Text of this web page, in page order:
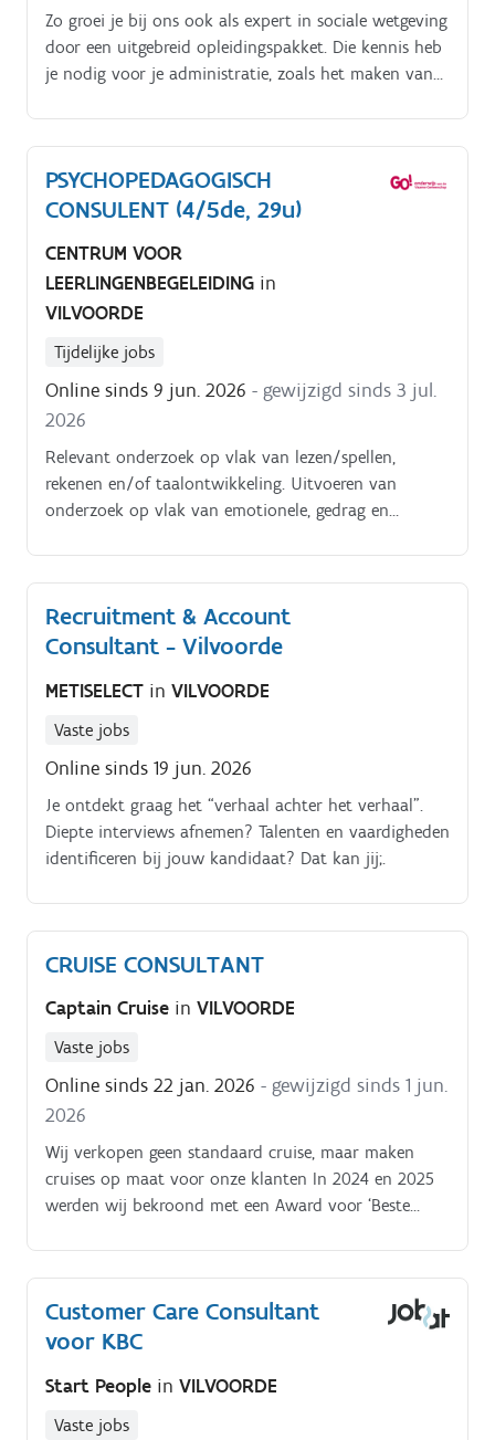
Zo groei je bij ons ook als expert in sociale wetgeving
door een uitgebreid opleidingspakket. Die kennis heb
je nodig voor je administratie, zoals het maken van
PSYCHOPEDAGOGISCH
CONSULENT (4/5de, 29u)
CENTRUM VOOR
LEERLINGENBEGELEIDING in
VILVOORDE
Tijdelijke jobs
Online sinds 9 jun. 2026 - gewijzigd sinds 3 jul.
2026
Relevant onderzoek op vlak van lezen/spellen,
rekenen en/of taalontwikkeling. Uitvoeren van
onderzoek op vlak van emotionele, gedrag en
Recruitment & Account
Consultant - Vilvoorde
METISELECT in VILVOORDE
Vaste jobs
Online sinds 19 jun. 2026
Je ontdekt graag het “verhaal achter het verhaal”.
Diepte interviews afnemen? Talenten en vaardigheden
identificeren bij jouw kandidaat? Dat kan jij;.
CRUISE CONSULTANT
Captain Cruise in VILVOORDE
Vaste jobs
Online sinds 22 jan. 2026 - gewijzigd sinds 1 jun.
2026
Wij verkopen geen standaard cruise, maar maken
cruises op maat voor onze klanten In 2024 en 2025
werden wij bekroond met een Award voor ‘Beste
intussen bijna 20 jaar in Nederland en 3 jaar in
België Functie.
Customer Care Consultant
voor KBC
Start People in VILVOORDE
Vaste jobs